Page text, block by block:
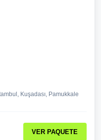
Kuşadası, Pamukkale
VER PAQUETE